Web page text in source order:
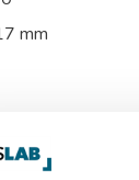
mm